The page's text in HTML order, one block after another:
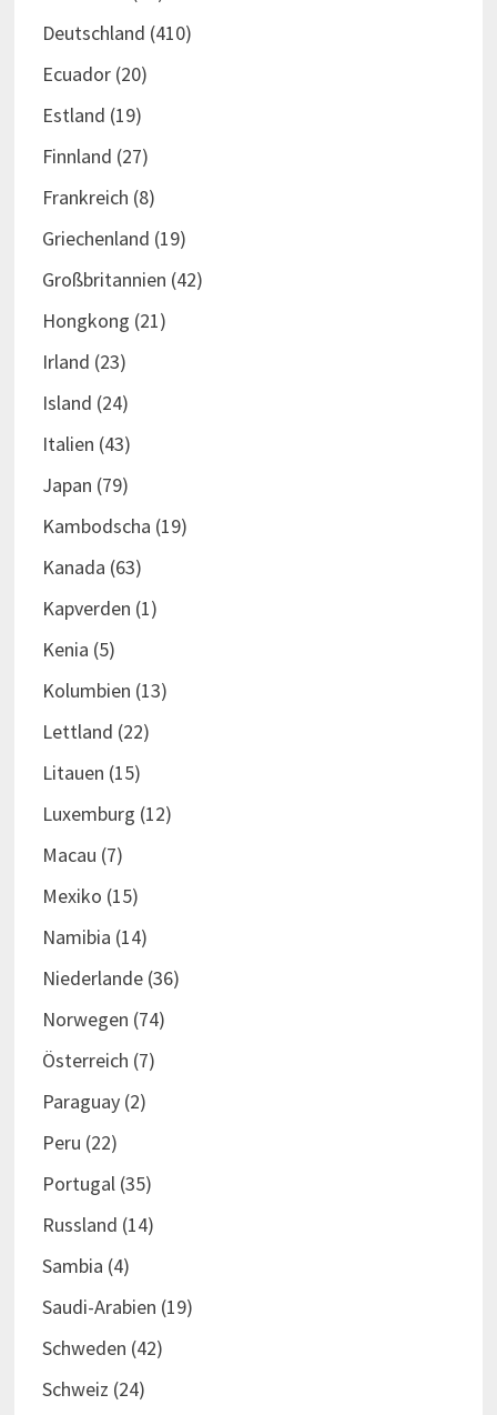
Deutschland (410)
Ecuador(20)
Estland (19)
Finnland (27)
Frankreich (8)
Griechenland (19)
Großbritannien (42)
Hongkong (21)
Irland (23)
Island (24)
Italien (43)
Japan (79)
Kambodscha (19)
Kanada (63)
Kapverden (1)
Kenia (5)
Kolumbien (13)
Lettland (22)
Litauen (15)
Luxemburg (12)
Macau (7)
Mexiko (15)
Namibia (14)
Niederlande(36)
Norwegen (74)
Österreich (7)
Paraguay(2)
Peru (22)
Portugal (35)
Russland (14)
Sambia (4)
Saudi-Arabien (19)
Schweden (42)
Schweiz (24)